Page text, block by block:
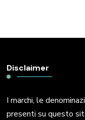
Disclaimer
I marchi, le
presenti su questo